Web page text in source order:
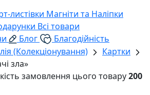
листівки Магніти та Наліпки
Всі товари
Блог
Благодійність
(Колекціонування)
Картки
зла»
замовлення цього товару200